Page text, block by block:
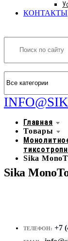
КОНТАКТЫ
Главная
Товары
Sika
Sika
ТЕЛЕФОН: +7